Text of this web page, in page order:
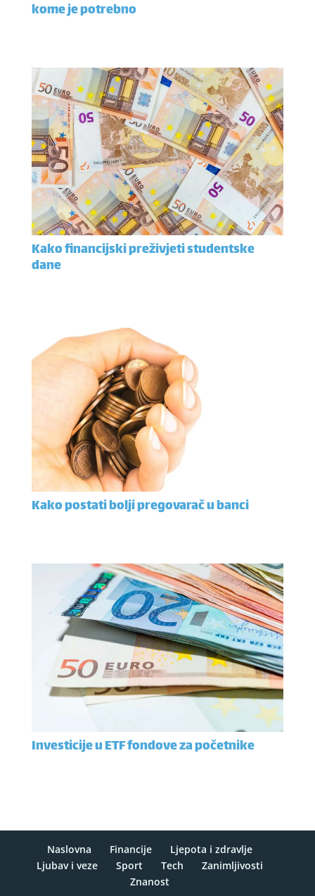
kome je potrebno
Kako financijski preživjeti studentske
dane
Kako postati bolji pregovarač u banci
Investicije u ETF fondove za početnike
Naslovna Financije
Ljepota i zdravlje
Ljubav i veze
Sport Tech
Zanimljivosti
Znanost